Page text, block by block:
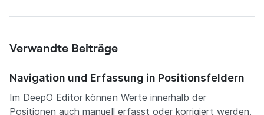
Verwandte Beiträge
Navigation und Erfassung in Positionsfeldern
Im DeepO Editor können Werte innerhalb der
Positionen auch manuell erfasst oder korrigiert werden.